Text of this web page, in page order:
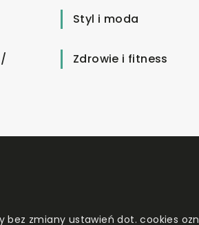
Styl i moda
Zdrowie i fitness
zmiany ustawień dot. cookies